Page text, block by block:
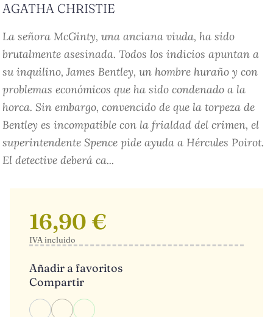
AGATHA CHRISTIE
La señora McGinty, una anciana viuda, ha sido
brutalmente asesinada. Todos los indicios apuntan a
su inquilino, James Bentley, un hombre huraño y con
problemas económicos que ha sido condenado a la
horca. Sin embargo, convencido de que la torpeza de
Bentley es incompatible con la frialdad del crimen, el
superintendente Spence pide ayuda a Hércules Poirot.
El detective deberá ca...
16,90 €
IVA incluido
Añadir a favoritos
Compartir